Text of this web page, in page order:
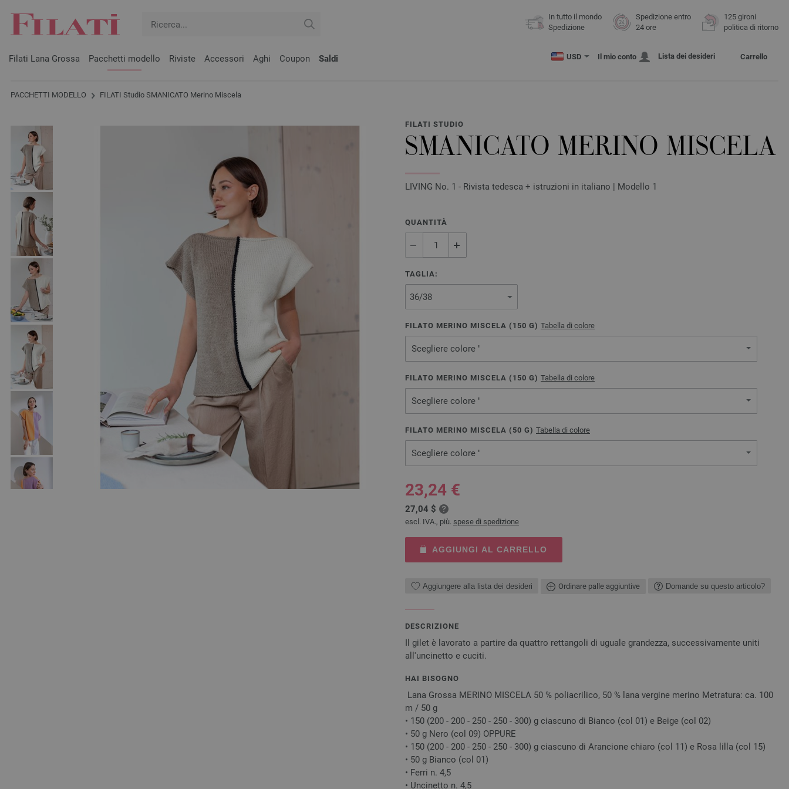
In tutto il mondo
Spedizione
Spedizione entro
24 ore
125 gironi
politica di ritorno
Filati Lana Grossa Pacchetti modello Riviste Accessori Aghi Coupon Saldi USD Il mio conto Lista dei desideri Carrello
PACCHETTI MODELLO FILATI Studio SMANICATO Merino Miscela
FILATI STUDIO
SMANICATO MERINO MISCELA
LIVING No. 1 - Rivista tedesca + istruzioni in italiano | Modello 1
QUANTITÀ
TAGLIA:
FILATO MERINO MISCELA ( 150 G) Tabella di colore
Scegliere colore "
FILATO MERINO MISCELA ( 150 G) Tabella di colore
Scegliere colore "
FILATO MERINO MISCELA ( 50 G) Tabella di colore
Scegliere colore "
23,24 €
27,04 $
escl. IVA., più. spese di spedizione
AGGIUNGI AL CARRELLO
Aggiungere alla lista dei desideri Ordinare palle aggiuntive Domande su questo articolo?
DESCRIZIONE
Il gilet è lavorato a partire da quattro rettangoli di uguale grandezza, successivamente uniti
all'uncinetto e cuciti.
HAI BISOGNO
Lana Grossa MERINO MISCELA 50 % poliacrilico, 50 % lana vergine merino Metratura: ca. 100
m / 50 g
• 150 (200 - 200 - 250 - 250 - 300) g ciascuno di Bianco (col 01) e Beige (col 02)
• 50 g Nero (col 09) OPPURE
• 150 (200 - 200 - 250 - 250 - 300) g ciascuno di Arancione chiaro (col 11) e Rosa lilla (col 15)
• 50 g Bianco (col 01)
• Ferri n. 4,5
• Uncinetto n. 4,5